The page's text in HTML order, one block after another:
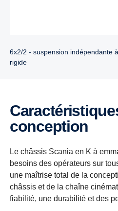
6x2/2 - suspension indépendante
rigide
Caractéristiques de
conception
Le châssis Scania en K à
besoins des opérateurs sur
une maîtrise total de la
châssis et de la chaîne
fiabilité, une durabilité et des